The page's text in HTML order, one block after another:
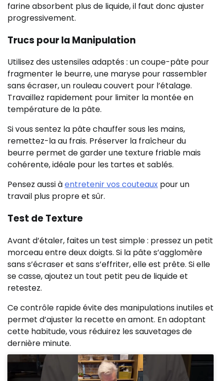
farine absorbent plus de liquide, il faut donc ajuster
progressivement.
Trucs pour la Manipulation
Utilisez des ustensiles adaptés : un coupe-pâte pour
fragmenter le beurre, une maryse pour rassembler
sans écraser, un rouleau couvert pour l’étalage.
Travaillez rapidement pour limiter la montée en
température de la pâte.
Si vous sentez la pâte chauffer sous les mains,
remettez-la au frais. Préserver la fraîcheur du
beurre permet de garder une texture friable mais
cohérente, idéale pour les tartes et sablés.
Pensez aussi àentretenir vos couteaux pour un
travail plus propre et sûr.
Test de Texture
Avant d’étaler, faites un test simple : pressez un petit
morceau entre deux doigts. Si la pâte s’agglomère
sans s’écraser et sans s’effriter, elle est prête. Si elle
se casse, ajoutez un tout petit peu de liquide et
retestez.
Ce contrôle rapide évite des manipulations inutiles et
permet d’ajuster la recette en amont. En adoptant
cette habitude, vous réduirez les sauvetages de
dernière minute.